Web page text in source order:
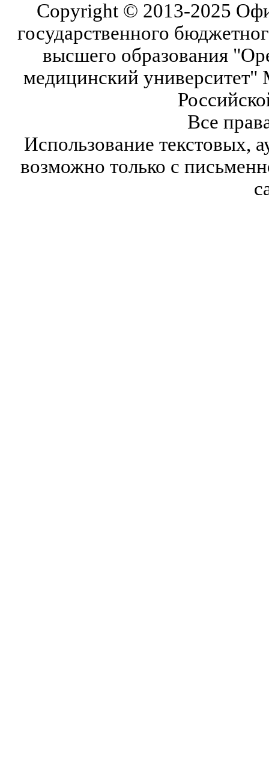
Copyright © 2013-2025
государственного
высшего образования
медицинский университет"
Все
Использование текстовых,
возможно только с